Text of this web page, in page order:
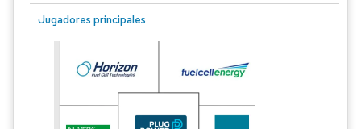
Jugadores principales